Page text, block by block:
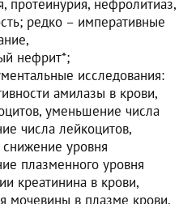
протеинурия, нефролитиаз,
редко – императивные
нефрит*;
исследования:
амилазы в крови,
уменьшение числа
числа лейкоцитов,
уровня
плазменного уровня
креатинина в крови,
мочевины в плазме крови,